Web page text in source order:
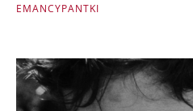
EMANCYPANTKI